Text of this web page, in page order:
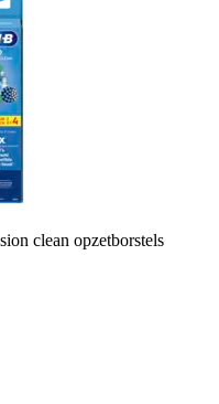
clean opzetborstels